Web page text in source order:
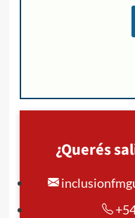
¿Querés